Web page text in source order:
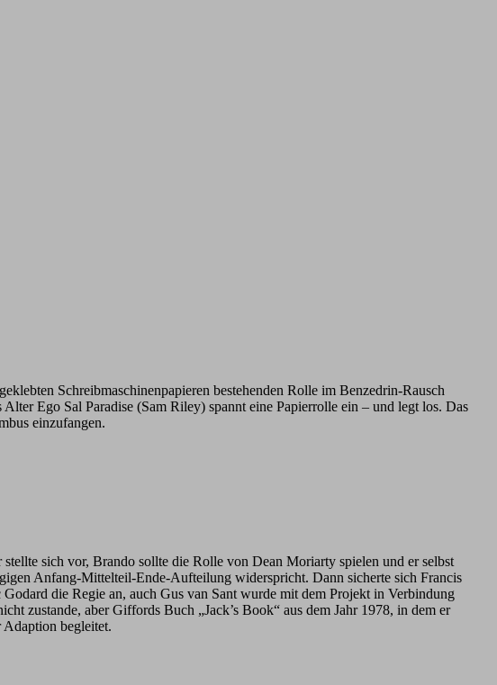
Schreibmaschinenpapieren bestehenden Rolle im Benzedrin-Rausch
Ego Sal Paradise (Sam Riley) spannt eine Papierrolle ein – und legt los. Das
einzufangen.
sich vor, Brando sollte die Rolle von Dean Moriarty spielen und er selbst
Anfang-Mittelteil-Ende-Aufteilung widerspricht. Dann sicherte sich Francis
die Regie an, auch Gus van Sant wurde mit dem Projekt in Verbindung
zustande, aber Giffords Buch „Jack’s Book“ aus dem Jahr 1978, in dem er
Adaption begleitet.